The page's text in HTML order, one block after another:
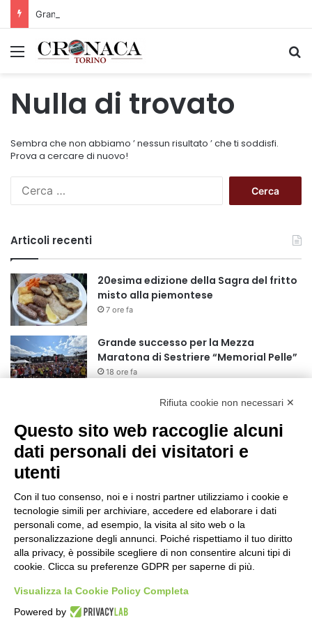
Menu
Nulla di trovato
Sembra che non abbiamo ’ nessun risultato ’ che ti soddisfi.
Prova a cercare di nuovo!
c
p
Articoli recenti
20esima edizione della Sagra del fritto
misto alla piemontese
7 ore fa
Grande successo per la Mezza
Maratona di Sestriere “Memorial Pelle”
18 ore fa
Basket Torino: gli allenamenti Pre-
agosto
1 giorno fa
fondamentale in Italia
1 giorno fa
Stop alla linea Torino-Bardonecchia
nel pieno della stagione turistica
1 giorno fa
Grande partecipazione alla Festa della
Madonna della Neve al Rifugio Ciao
Rifiuta cookie non necessari ✕
Questo sito web raccoglie alcuni
dati personali dei visitatori e
utenti
Con il tuo consenso, noi e i nostri partner utilizziamo i cookie e
tecnologie simili per archiviare, accedere ed elaborare i dati
personali come, ad esempio, la visita al sito web o la
personalizzazione degli annunci. Poiché rispettiamo il tuo diritto
alla privacy, è possibile scegliere di non consentire alcuni tipi di
cookie. Clicca su preferenze GDPR per saperne di più.
Visualizza la Cookie Policy Completa
Powered by